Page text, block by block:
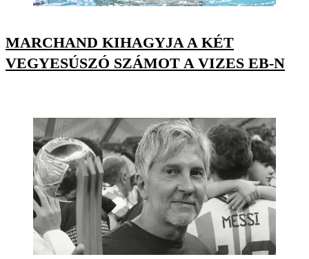
MARCHAND KIHAGYJA A KÉT
VEGYESÚSZÓ SZÁMOT A VIZES EB-N